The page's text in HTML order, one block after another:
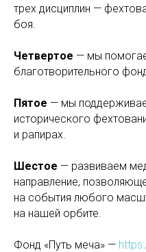
трех дисциплин —
боя.
Четвертое — мы
благотворительного
Пятое — мы
исторического
и рапирах.
Шестое — развиваем
направление,
на события любого
на нашей орбите.
Фонд «Путь меча» —